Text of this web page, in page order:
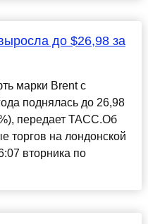
до $26,98 за
марки Brent с
поднялась до 26,98
передает ТАСС.Об
торгов на лондонской
вторника по